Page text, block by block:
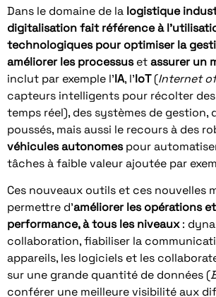
Dans le domaine de la logistique
digitalisation fait référence à
technologiques pour optimiser la
améliorer les processusetassurer un
inclut par exemple l’IA, l’IoT(Internet
capteurs intelligents pour récolter
temps réel), des systèmes de gestion,
poussés, mais aussi le recours à des
véhicules autonomespour
tâches à faible valeur ajoutée par
Ces nouveaux outils et ces nouvelles
permettre d’améliorer les opérations
performance, à tous les niveaux:
collaboration, fiabiliser la
appareils, les logiciels et les
sur une grande quantité de données (
conférer une meilleure visibilité aux